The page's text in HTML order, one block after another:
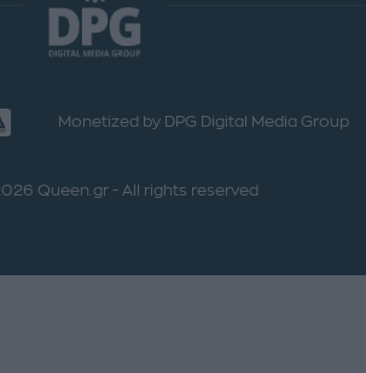
Monetized by DPG Digital Media Group
Queen.gr - All rights reserved